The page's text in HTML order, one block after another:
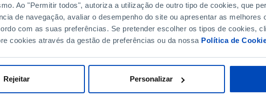
Ao "Permitir todos", autoriza a utilização de outro tipo de cookies, que
de navegação, avaliar o desempenho do site ou apresentar as melhores
com as suas preferências. Se pretender escolher os tipos de cookies,
cookies através da gestão de preferências ou da nossa Política de
Rejeitar Personalizar
DATA DE FIM